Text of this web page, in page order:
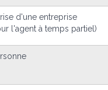
d'une entreprise
l'agent à temps partiel)